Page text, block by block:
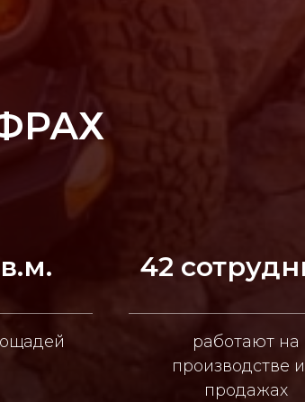
42
работают на
производстве
продажах